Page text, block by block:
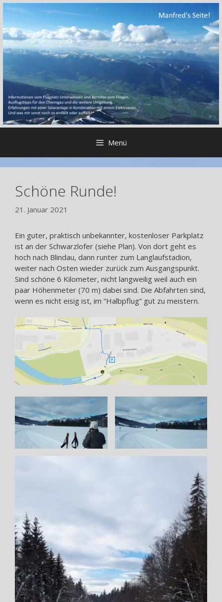
Zum
springen
Menü
Schöne Runde!
21. Januar 2021
Ein guter, praktisch unbekannter, kostenloser Parkplatz
ist an der Schwarzlofer (siehe Plan). Von dort geht es
hoch nach Blindau, dann runter zum Langlaufstadion,
weiter nach Osten wieder zurück zum Ausgangspunkt.
Sind schöne 6 Kilometer, nicht langweilig weil auch ein
paar Höhenmeter (70 m) dabei sind. Die Abfahrten sind,
wenn es nicht eisig ist, im “Halbpflug” gut zu meistern.